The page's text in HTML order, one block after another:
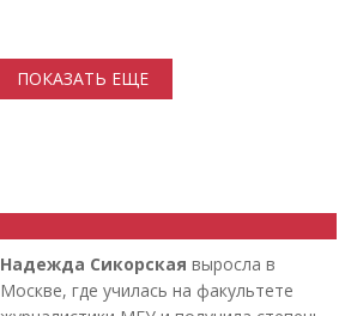
ПОКАЗАТЬ ЕЩЕ
Надежда Сикорская выросла в
Москве, где училась на факультете